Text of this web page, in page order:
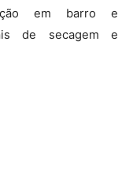
em barro e
de secagem e